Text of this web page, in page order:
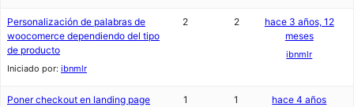
Personalización de palabras de
woocomerce dependiendo del tipo
de producto
Iniciado por: ibnmlr
2 2
hace 3 años, 12
meses
ibnmlr
Poner checkout en landing page
1 1 hace 4 años